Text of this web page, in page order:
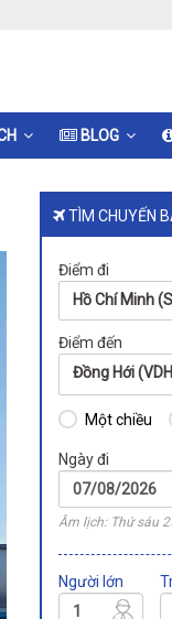
BLOG
TÌM CHUYẾN
Điểm đi
Hồ Chí Minh
Điểm đến
Đồng Hới
Một chiều
Ngày đi
Âm lịch: Thứ sáu
Người lớn